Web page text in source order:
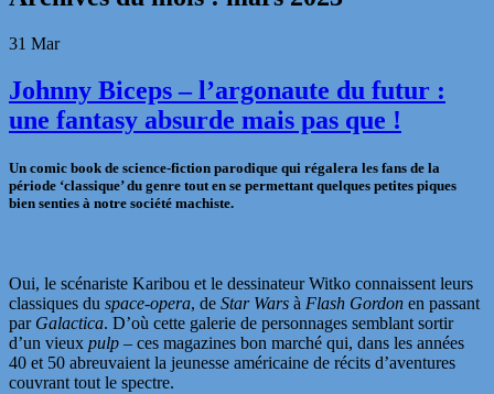
31 Mar
Johnny Biceps – l’argonaute du futur :
une fantasy absurde mais pas que !
Un comic book de science-fiction parodique qui régalera les fans de la
période ‘classique’ du genre tout en se permettant quelques petites piques
bien senties à notre société machiste.
Oui, le scénariste Karibou et le dessinateur Witko connaissent leurs
classiques du space-opera, de Star Wars à Flash Gordon en passant
par Galactica. D’où cette galerie de personnages semblant sortir
d’un vieux pulp – ces magazines bon marché qui, dans les années
40 et 50 abreuvaient la jeunesse américaine de récits d’aventures
couvrant tout le spectre.